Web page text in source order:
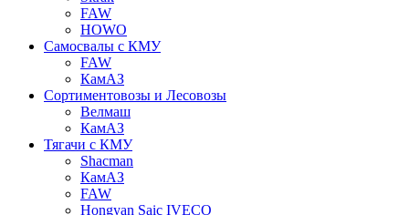
FAW
HOWO
Самосвалы с КМУ
FAW
КамАЗ
Сортиментовозы и Лесовозы
Велмаш
КамАЗ
Тягачи с КМУ
Shacman
КамАЗ
FAW
Hongyan Saic IVECO